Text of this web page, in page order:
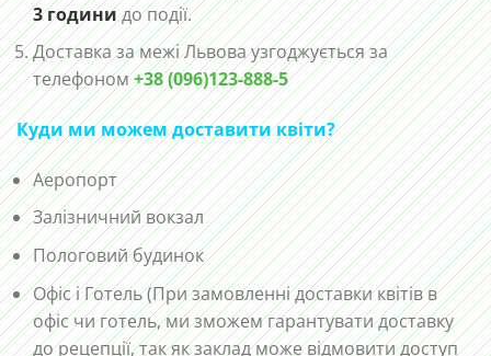
3 годинидо події.
Доставка за межі Львова узгоджується за
телефоном+38 (096)123-888-5
Куди ми можем доставити квіти?
Аеропорт
Залізничний вокзал
Пологовий будинок
Офіс і Готель (При замовленні доставки квітів в
офіс чи готель, ми зможем гарантувати доставку
до рецепції, так як заклад може відмовити доступ